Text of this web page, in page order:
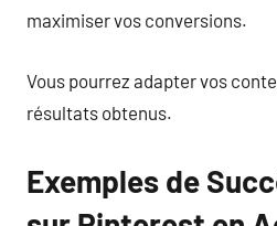
maximiser vos conversions.
Vous pourrez adapter vos
résultats obtenus.
Exemples de